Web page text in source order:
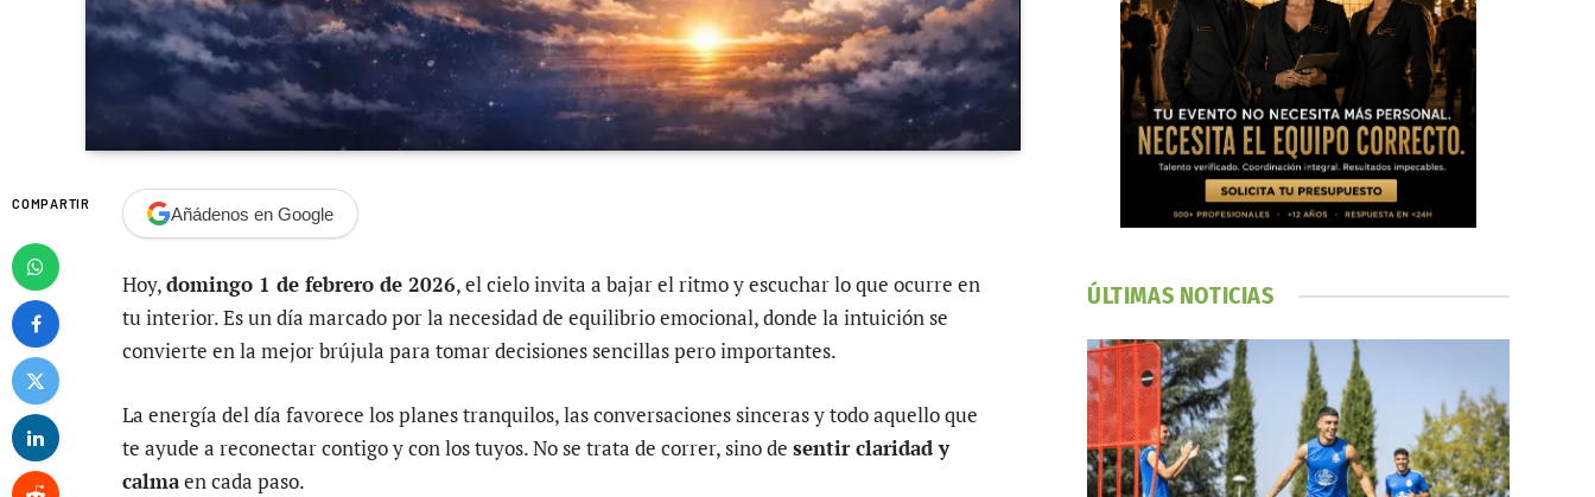
COMPARTIR Añádenos en Google
Hoy,domingo 1 de febrero de 2026, el cielo invita a bajar el ritmo y escuchar lo que ocurre en
tu interior. Es un día marcado por la necesidad de equilibrio emocional, donde la intuición se
convierte en la mejor brújula para tomar decisiones sencillas pero importantes.
La energía del día favorece los planes tranquilos, las conversaciones sinceras y todo aquello que
te ayude a reconectar contigo y con los tuyos. No se trata de correr, sino de sentir claridad y
calmaen cada paso.
ÚLTIMAS NOTICIAS